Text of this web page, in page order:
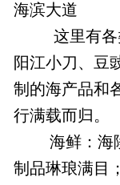
海滨大道
这里有各类
阳江小刀、豆
制的海产品和
行满载而归。
海鲜：海陵
制品琳琅满目